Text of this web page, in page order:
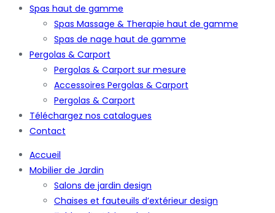
Spas haut de gamme
Spas Massage & Therapie haut de gamme
Spas de nage haut de gamme
Pergolas & Carport
Pergolas & Carport sur mesure
Accessoires Pergolas & Carport
Pergolas & Carport
Téléchargez nos catalogues
Contact
Accueil
Mobilier de Jardin
Salons de jardin design
Chaises et fauteuils d’extérieur design